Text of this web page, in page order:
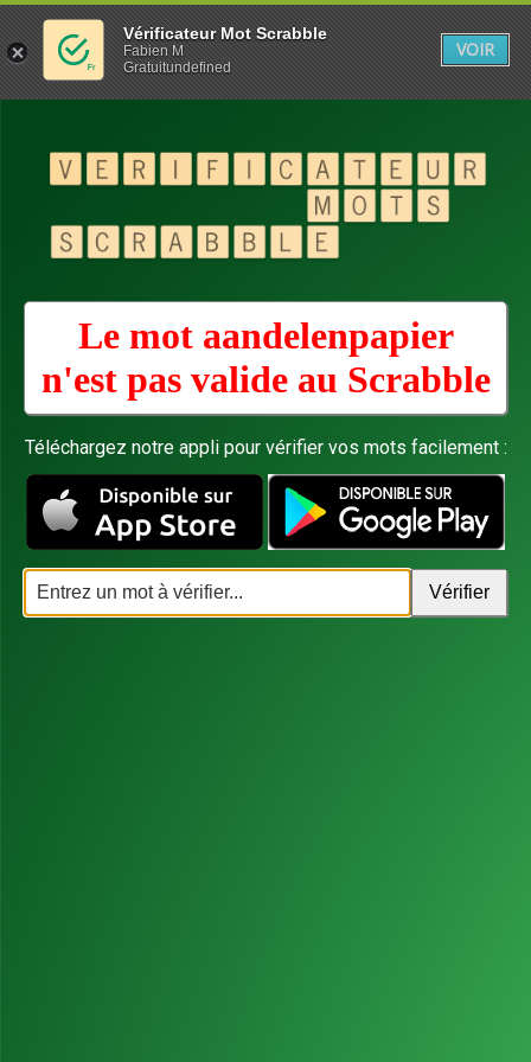
Le mot aandelenpapier
n'est pas valide au Scrabble
Téléchargez notre appli pour vérifier vos mots facilement :
Vérificateur Mot Scrabble
Fabien M
Gratuitundefined
VOIR